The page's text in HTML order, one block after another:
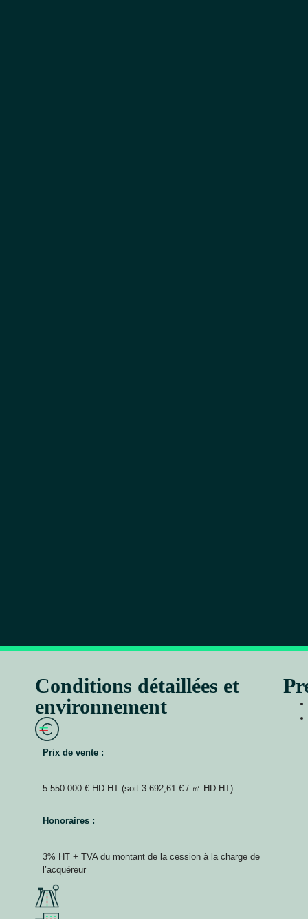
Conditions détaillées et
environnement
Prix de vente :
5 550 000 € HD HT (soit 3 692,61 € / ㎡ HD HT)
Honoraires :
3% HT + TVA du montant de la cession à la charge de
l’acquéreur